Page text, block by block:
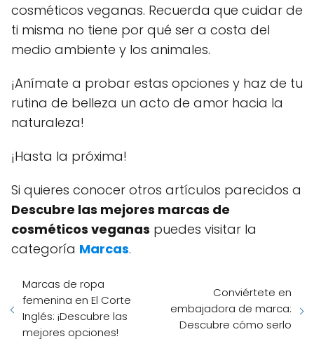
cosméticos veganas. Recuerda que cuidar de
ti misma no tiene por qué ser a costa del
medio ambiente y los animales.
¡Anímate a probar estas opciones y haz de tu
rutina de belleza un acto de amor hacia la
naturaleza!
¡Hasta la próxima!
Si quieres conocer otros artículos parecidos a
Descubre las mejores marcas de
cosméticos veganas puedes visitar la
categoría Marcas.
Marcas de ropa
femenina en El Corte
Inglés: ¡Descubre las
mejores opciones!
Conviértete en
embajadora de marca:
Descubre cómo serlo